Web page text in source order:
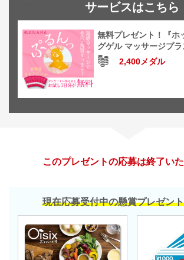
サービスはこちら
無料プレゼント！『ホ
グゲル マッサージプラ
2,400メダル
このプレゼントの応募は終了い
現在応募受付中の懸賞プレゼン